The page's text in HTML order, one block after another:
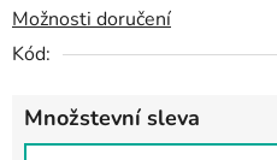
Možnosti doručení
Kód:
Množstevní sleva